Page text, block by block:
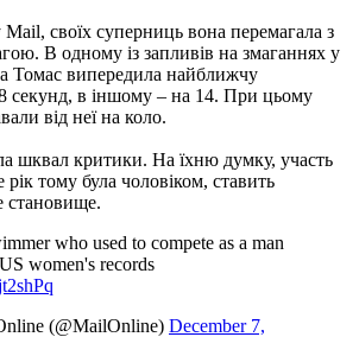
своїх суперниць вона перемагала з
В одному із запливів на змаганнях у
Томас випередила найближчу
секунд, в іншому – на 14. При цьому
від неї на коло.
шквал критики. На їхню думку, участь
тому була чоловіком, ставить
становище.
who used to compete as a man
women's records
(@MailOnline) December 7,